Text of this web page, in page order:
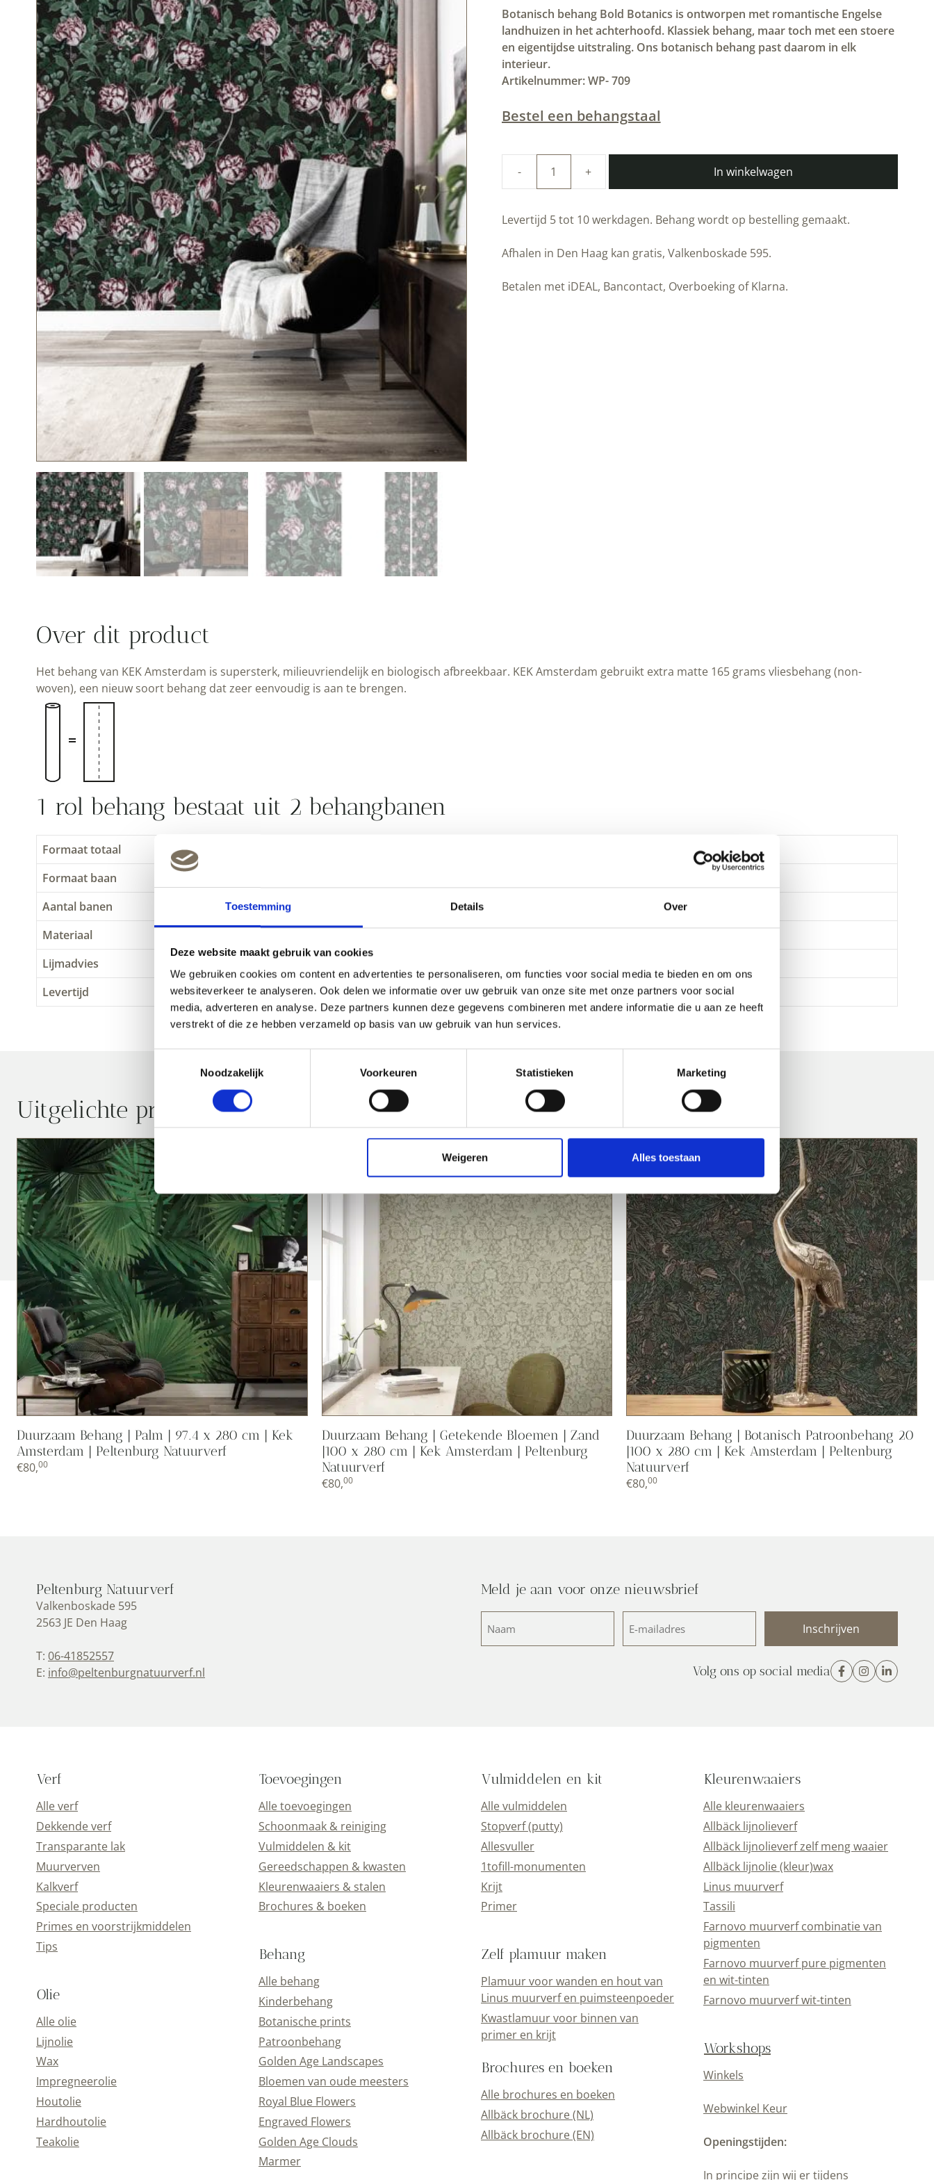
Toestemming Details Over
Deze website maakt gebruik van cookies
We gebruiken cookies om content en advertenties te personaliseren, om functies voor social media te bieden en om ons
websiteverkeer te analyseren. Ook delen we informatie over uw gebruik van onze site met onze partners voor social
media, adverteren en analyse. Deze partners kunnen deze gegevens combineren met andere informatie die u aan ze heeft
verstrekt of die ze hebben verzameld op basis van uw gebruik van hun services.
Noodzakelijk
Voorkeuren Statistieken Marketing
Weigeren Alles toestaan
Botanisch behang Bold Botanics is ontworpen met romantische Engelse
landhuizen in het achterhoofd. Klassiek behang, maar toch met een stoere
en eigentijdse uitstraling. Ons botanisch behang past daarom in elk
interieur.
Artikelnummer: WP- 709
Bestel een behangstaal
Duurzaam
|
Bold
Botanics
|
97.4
x
In winkelwagen
Levertijd 5 tot 10 werkdagen. Behang wordt op bestelling gemaakt.
Afhalen in Den Haag kan gratis, Valkenboskade 595.
Betalen met iDEAL, Bancontact, Overboeking of Klarna.
Over dit product
Het behang van KEK Amsterdam is supersterk, milieuvriendelijk en biologisch afbreekbaar. KEK Amsterdam gebruikt extra matte 165 grams vliesbehang (non-
woven), een nieuw soort behang dat zeer eenvoudig is aan te brengen.
1 rol behang bestaat uit 2 behangbanen
Formaat totaal
97.4 x 280 cm (b x h)
Formaat baan
Aantal banen
2: het extra brede patroon loopt over 2 banen en is herhaalbaar
Materiaal
Lijmadvies
Perfax Ready & Roll Magic voor vliesbehang
Levertijd
woensdag vóór 10.00 uur besteld = vrijdag verstuurd
Uitgelichte producten
Duurzaam Behang | Palm | 97.4 x 280 cm | Kek
Amsterdam | Peltenburg Natuurverf
€80,00
Duurzaam Behang | Getekende Bloemen | Zand
|100 x 280 cm | Kek Amsterdam | Peltenburg
Natuurverf
€80,00
Duurzaam Behang | Botanisch Patroonbehang 20
|100 x 280 cm | Kek Amsterdam | Peltenburg
Natuurverf
€80,00
Peltenburg Natuurverf
Valkenboskade 595
2563 JE Den Haag
T: 06-41852557
E: info@peltenburgnatuurverf.nl
Meld je aan voor onze nieuwsbrief
(Vereist)
mailadres
Volg ons op social media
Verf
Alle verf
Dekkende verf
Transparante lak
Muurverven
Kalkverf
Speciale producten
Primes en voorstrijkmiddelen
Tips
Olie
Alle olie
Lijnolie
Wax
Impregneerolie
Houtolie
Hardhoutolie
Teakolie
Toevoegingen
Alle toevoegingen
Schoonmaak & reiniging
Vulmiddelen & kit
Gereedschappen & kwasten
Kleurenwaaiers & stalen
Brochures & boeken
Behang
Alle behang
Kinderbehang
Botanische prints
Patroonbehang
Golden Age Landscapes
Bloemen van oude meesters
Royal Blue Flowers
Engraved Flowers
Golden Age Clouds
Marmer
Vulmiddelen en kit
Alle vulmiddelen
Stopverf (putty)
Allesvuller
1tofill-monumenten
Krijt
Primer
Zelf plamuur maken
Plamuur voor wanden en hout van
Linus muurverf en puimsteenpoeder
Kwastlamuur voor binnen van
primer en krijt
Brochures en boeken
Alle brochures en boeken
Allbäck brochure (NL)
Allbäck brochure (EN)
Kleurenwaaiers
Alle kleurenwaaiers
Allbäck lijnolieverf
Allbäck lijnolieverf zelf meng waaier
Allbäck lijnolie (kleur)wax
Linus muurverf
Tassili
Farnovo muurverf combinatie van
pigmenten
Farnovo muurverf pure pigmenten
en wit-tinten
Farnovo muurverf wit-tinten
Workshops
Winkels
Webwinkel Keur
Openingstijden:
In principe zijn wij er tijdens